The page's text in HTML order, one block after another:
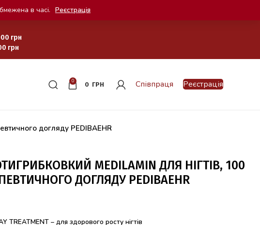
грн
грн
0
0 ГРН Співпраця Реєстрація
догляду PEDIBAEHR
MEDILAMIN ДЛЯ НІГТІВ, 100
ДОГЛЯДУ PEDIBAEHR
TREATMENT – для здорового росту нігтів
в часі. Реєстрація